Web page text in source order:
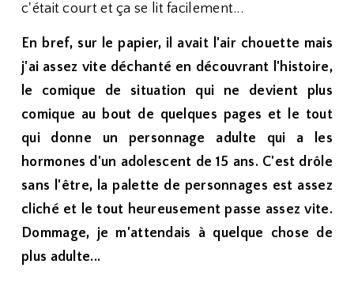
c'était court et ça se lit facilement...
En bref, sur le papier, il avait l'air chouette mais
j'ai assez vite déchanté en découvrant l'histoire,
le comique de situation qui ne devient plus
comique au bout de quelques pages et le tout
qui donne un personnage adulte qui a les
hormones d'un adolescent de 15 ans. C'est drôle
sans l'être, la palette de personnages est assez
cliché et le tout heureusement passe assez vite.
Dommage, je m'attendais à quelque chose de
plus adulte...